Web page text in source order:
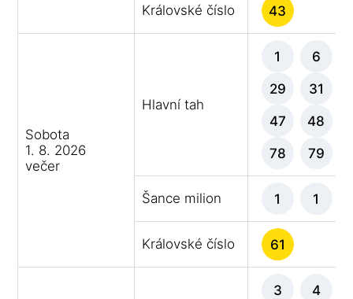
Královské číslo 43
Sobota
1. 8. 2026
večer
Hlavní tah
1 6
29 31
47 48
78 79
Šance milion 1 1
Královské číslo 61
3 4